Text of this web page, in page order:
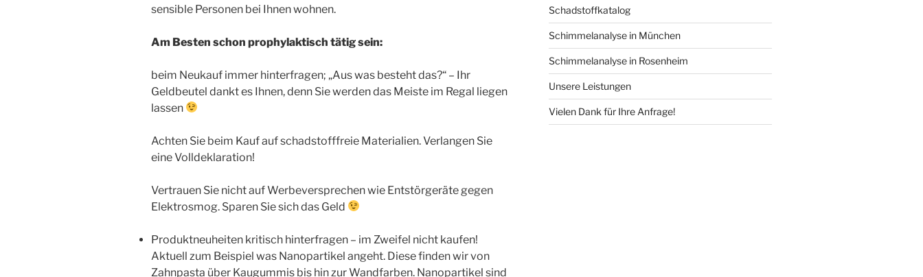
sensible Personen bei Ihnen wohnen.
Am Besten schon prophylaktisch tätig sein:
beim Neukauf immer hinterfragen; „Aus was besteht das?“ – Ihr
Geldbeutel dankt es Ihnen, denn Sie werden das Meiste im Regal liegen
lassen
Achten Sie beim Kauf auf schadstofffreie Materialien. Verlangen Sie
eine Volldeklaration!
Vertrauen Sie nicht auf Werbeversprechen wie Entstörgeräte gegen
Elektrosmog. Sparen Sie sich das Geld
Produktneuheiten kritisch hinterfragen – im Zweifel nicht kaufen!
Aktuell zum Beispiel was Nanopartikel angeht. Diese finden wir von
Zahnpasta über Kaugummis bis hin zur Wandfarben. Nanopartikel sind
Schadstoffkatalog
Schimmelanalyse in München
Schimmelanalyse in Rosenheim
Unsere Leistungen
Vielen Dank für Ihre Anfrage!